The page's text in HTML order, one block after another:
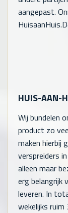
aangepast.
HUIS-AAN-
Wij bundelen
product zo
maken hierbij
verspreiders
alleen maar
erg belangrijk
leveren. In
wekelijks ruim